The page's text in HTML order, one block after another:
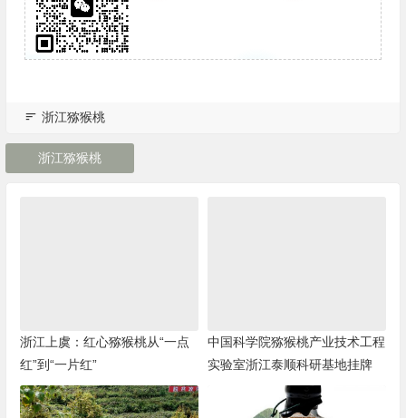
浙江猕猴桃
浙江猕猴桃
浙江上虞：红心猕猴桃从“一点
红”到“一片红”
中国科学院猕猴桃产业技术工程
实验室浙江泰顺科研基地挂牌